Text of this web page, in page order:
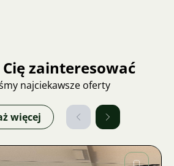
zainteresować
najciekawsze oferty
więcej